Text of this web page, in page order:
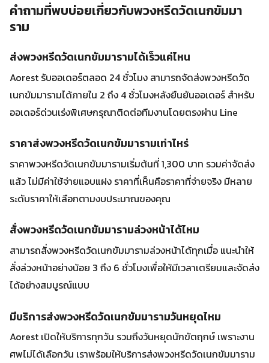
คำถามที่พบบ่อยเกี่ยวกับพวงหรีดวัดเนกขัมมา
ราม
ส่งพวงหรีดวัดเนกขัมมารามได้เร็วแค่ไหน
Aorest รับออเดอร์ตลอด 24 ชั่วโมง สามารถจัดส่งพวงหรีดวัด
เนกขัมมารามได้ภายใน 2 ถึง 4 ชั่วโมงหลังยืนยันออเดอร์ สำหรับ
ออเดอร์ด่วนเร่งพิเศษกรุณาติดต่อทีมงานโดยตรงผ่าน Line
ราคาส่งพวงหรีดวัดเนกขัมมารามเท่าไหร่
ราคาพวงหรีดวัดเนกขัมมารามเริ่มต้นที่ 1,300 บาท รวมค่าจัดส่ง
แล้ว ไม่มีค่าใช้จ่ายแอบแฝง ราคาที่เห็นคือราคาที่จ่ายจริง มีหลาย
ระดับราคาให้เลือกตามงบประมาณของคุณ
สั่งพวงหรีดวัดเนกขัมมารามล่วงหน้าได้ไหม
สามารถสั่งพวงหรีดวัดเนกขัมมารามล่วงหน้าได้ทุกเมื่อ แนะนำให้
สั่งล่วงหน้าอย่างน้อย 3 ถึง 6 ชั่วโมงเพื่อให้มีเวลาเตรียมและจัดส่ง
ได้อย่างสมบูรณ์แบบ
มีบริการส่งพวงหรีดวัดเนกขัมมารามวันหยุดไหม
Aorest เปิดให้บริการทุกวัน รวมถึงวันหยุดนักขัตฤกษ์ เพราะงาน
ศพไม่ได้เลือกวัน เราพร้อมให้บริการส่งพวงหรีดวัดเนกขัมมาราม